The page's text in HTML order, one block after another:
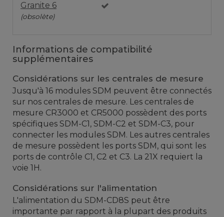
Granite 6
(obsolète)
Informations de compatibilité
supplémentaires
Considérations sur les centrales de mesure
Jusqu'à 16 modules SDM peuvent être connectés
sur nos centrales de mesure. Les centrales de
mesure CR3000 et CR5000 possèdent des ports
spécifiques SDM-C1, SDM-C2 et SDM-C3, pour
connecter les modules SDM. Les autres centrales
de mesure possèdent les ports SDM, qui sont les
ports de contrôle C1, C2 et C3. La 21X requiert la
voie 1H.
Considérations sur l'alimentation
L'alimentation du SDM-CD8S peut être
importante par rapport à la plupart des produits